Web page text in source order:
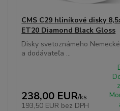
CMS C29 hliníkové disky
ET20 Diamond Black Gloss
Disky svetoznámeho
a dodávateľa ...
238,00 EUR/ks
193,50 EUR bez DPH